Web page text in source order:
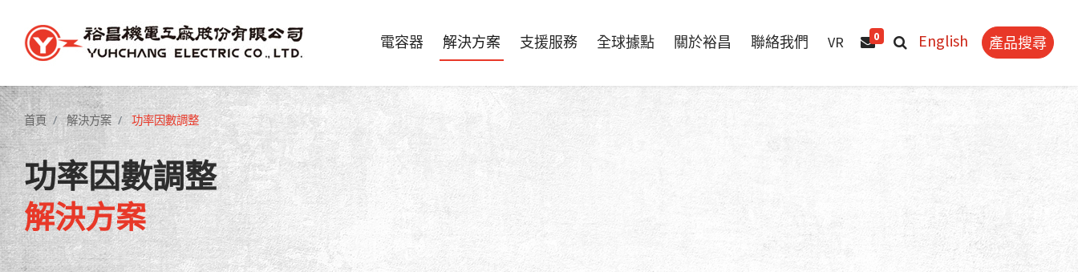
電容器 解決方案 支援服務 全球據點 關於裕昌 聯絡我們 VR 0 產品搜尋
首頁 解決方案 功率因數調整
功率因數調整
解決方案